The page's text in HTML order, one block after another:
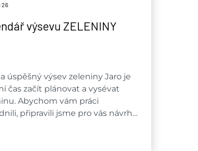
výsevu ZELENINY
úspěšný výsev zeleniny Jaro je
čas začít plánovat a vysévat
Abychom vám práci
připravili jsme pro vás návrh…